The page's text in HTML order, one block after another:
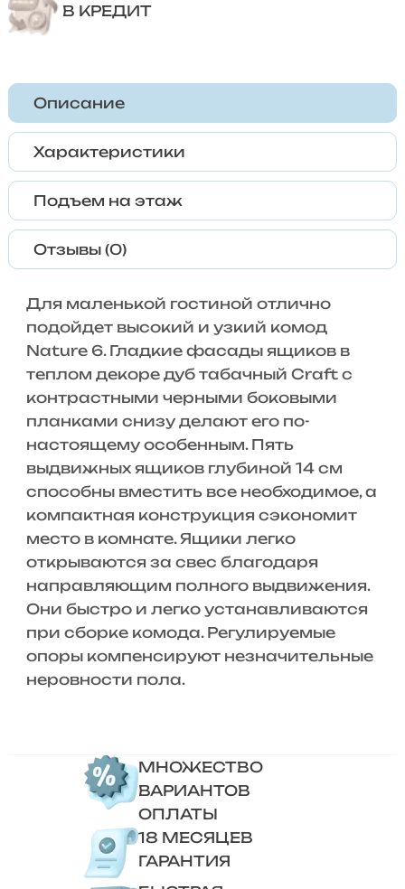
В КРЕДИТ
Описание
Характеристики
Подъем на этаж
Отзывы (0)
Для маленькой гостиной отлично
подойдет высокий и узкий комод
Nature 6. Гладкие фасады ящиков в
теплом декоре дуб табачный Craft с
контрастными черными боковыми
планками снизу делают его по-
настоящему особенным. Пять
выдвижных ящиков глубиной 14 см
способны вместить все необходимое, а
компактная конструкция сэкономит
место в комнате. Ящики легко
открываются за свес благодаря
направляющим полного выдвижения.
Они быстро и легко устанавливаются
при сборке комода. Регулируемые
опоры компенсируют незначительные
неровности пола.
МНОЖЕСТВО
ВАРИАНТОВ
ОПЛАТЫ
18 МЕСЯЦЕВ
ГАРАНТИЯ